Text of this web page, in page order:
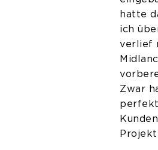
hatte
ich
verlief
Zwar
perfekt